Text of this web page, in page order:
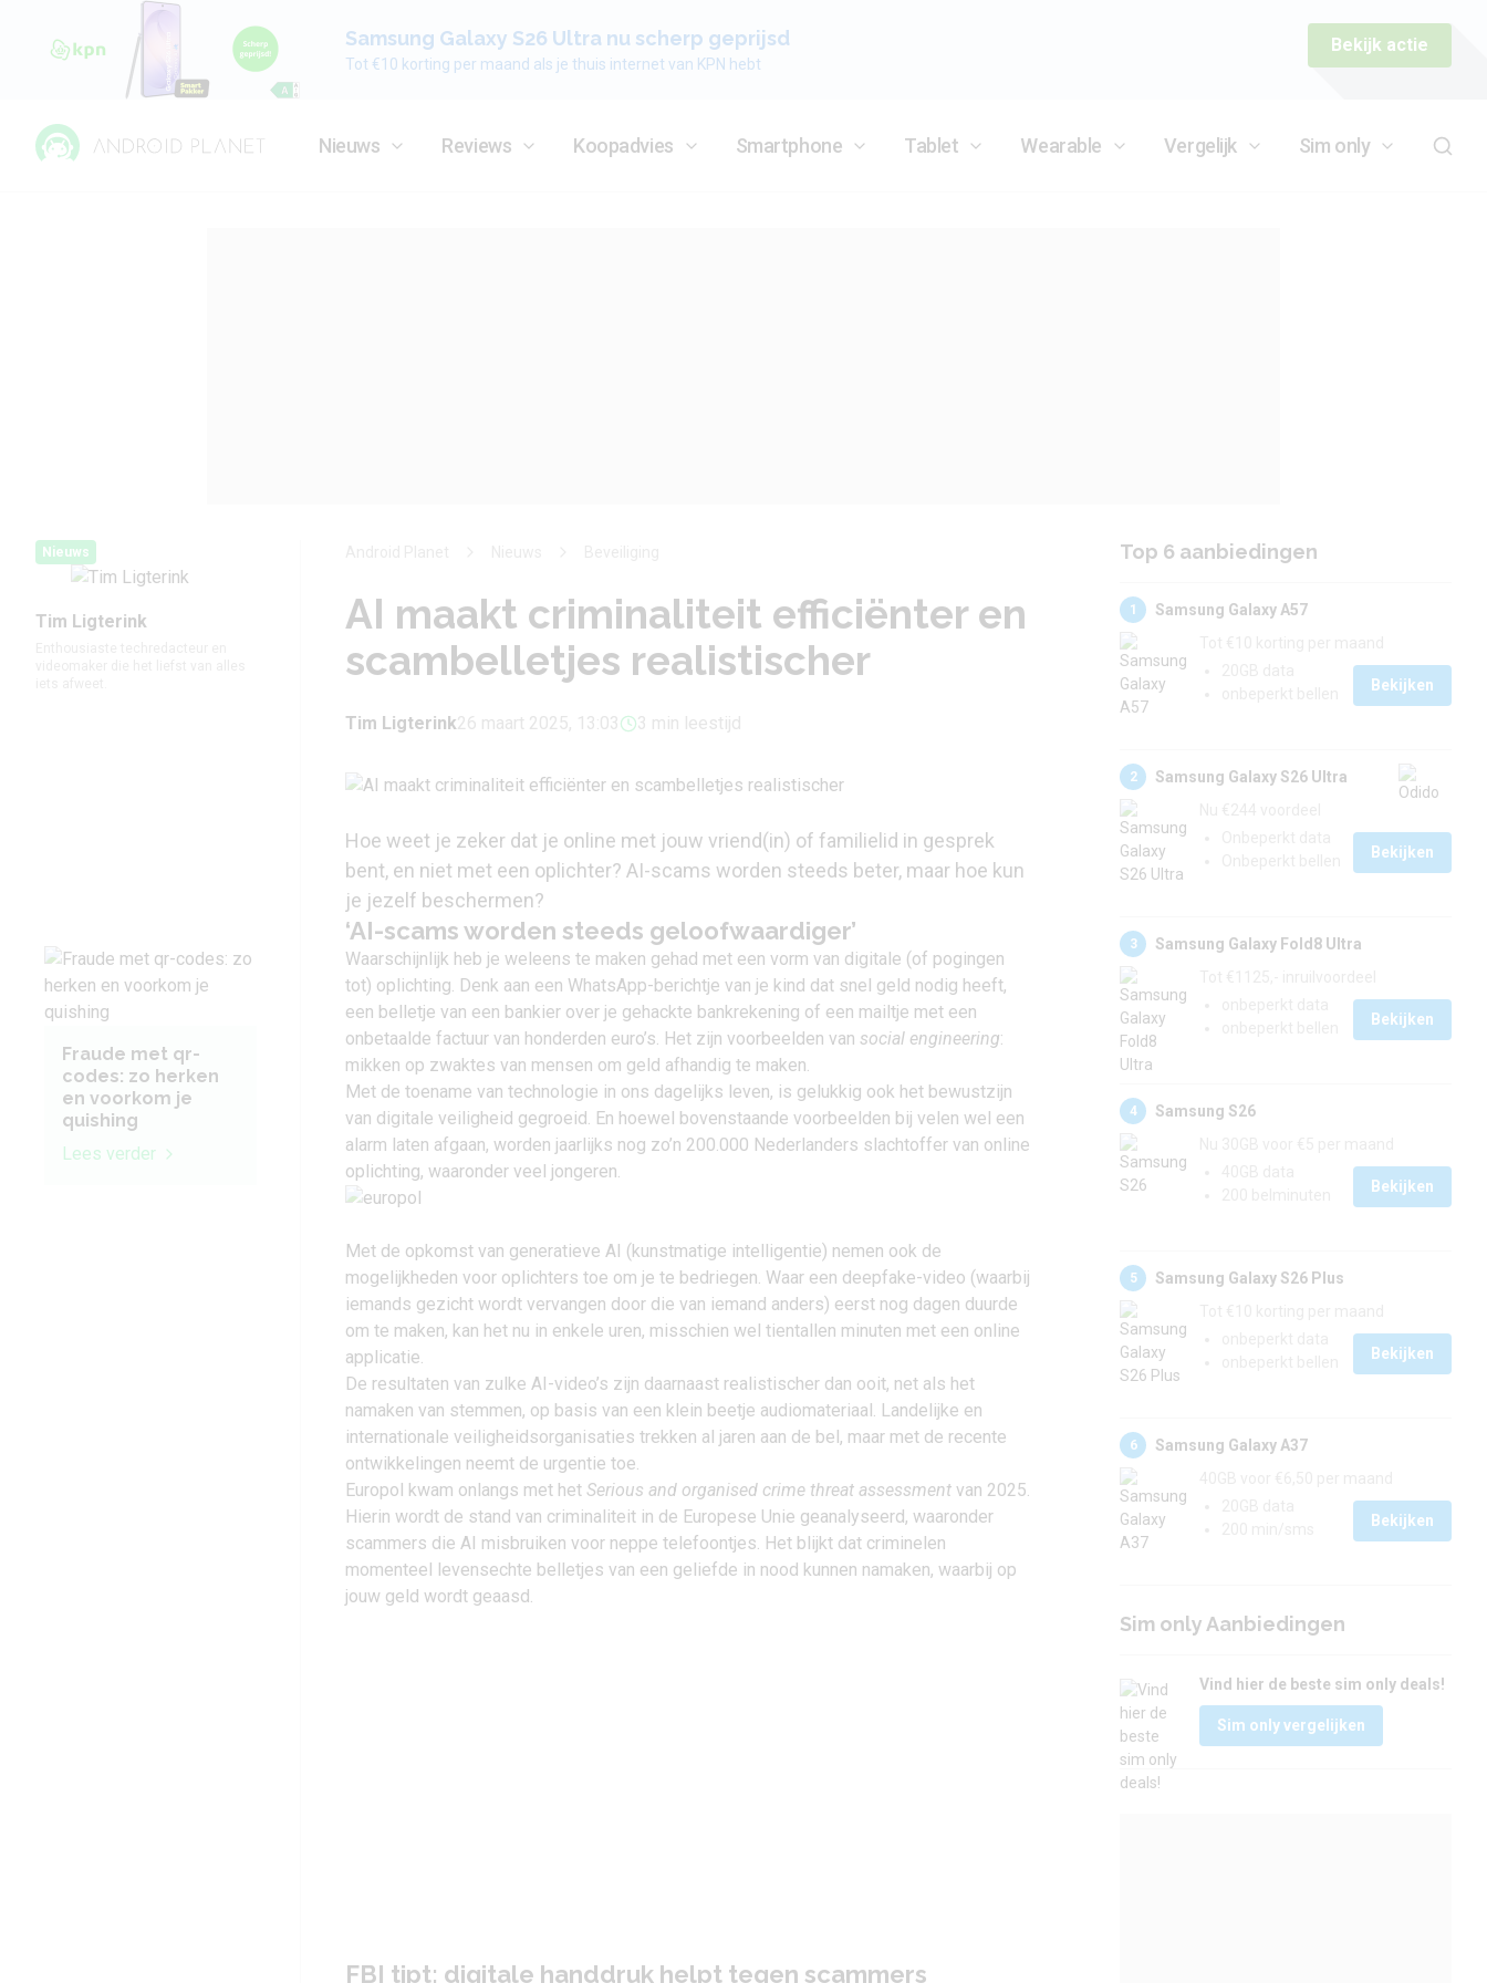
Samsung Galaxy S26 Ultra nu scherp geprijsd
Tot €10 korting per maand als je thuis internet van KPN hebt
Bekijk actie
Nieuws Reviews Koopadvies Smartphone Tablet Wearable Vergelijk Sim only
Nieuws
Tim Ligterink
AI maakt criminaliteit efficiënter en
scambelletjes realistischer
Tim Ligterink26 maart 2025, 13:03 3 min leestijd
Hoe weet je zeker dat je online met jouw vriend(in) of familielid in gesprek
bent, en niet met een oplichter? AI-scams worden steeds beter, maar hoe kun
je jezelf beschermen?
‘AI-scams worden steeds geloofwaardiger’
Fraude met qr-
codes: zo herken
en voorkom je
quishing
Lees verder
Waarschijnlijk heb je weleens te maken gehad met een vorm van digitale (of pogingen
tot) oplichting. Denk aan een WhatsApp-berichtje van je kind dat snel geld nodig heeft,
een belletje van een bankier over je gehackte bankrekening of een mailtje met een
onbetaalde factuur van honderden euro’s. Het zijn voorbeelden van social engineering:
mikken op zwaktes van mensen om geld afhandig te maken.
Met de toename van technologie in ons dagelijks leven, is gelukkig ook het bewustzijn
van digitale veiligheid gegroeid. En hoewel bovenstaande voorbeelden bij velen wel een
alarm laten afgaan, worden jaarlijks nog zo’n 200.000 Nederlanders slachtoffer van online
oplichting, waaronder veel jongeren.
Met de opkomst van generatieve AI (kunstmatige intelligentie) nemen ook de
mogelijkheden voor oplichters toe om je te bedriegen. Waar een deepfake-video (waarbij
iemands gezicht wordt vervangen door die van iemand anders) eerst nog dagen duurde
om te maken, kan het nu in enkele uren, misschien wel tientallen minuten met een online
applicatie.
De resultaten van zulke AI-video’s zijn daarnaast realistischer dan ooit, net als het
namaken van stemmen, op basis van een klein beetje audiomateriaal. Landelijke en
internationale veiligheidsorganisaties trekken al jaren aan de bel, maar met de recente
ontwikkelingen neemt de urgentie toe.
Europol kwam onlangs met het Serious and organised crime threat assessment van 2025.
Hierin wordt de stand van criminaliteit in de Europese Unie geanalyseerd, waaronder
scammers die AI misbruiken voor neppe telefoontjes. Het blijkt dat criminelen
momenteel levensechte belletjes van een geliefde in nood kunnen namaken, waarbij op
jouw geld wordt geaasd.
FBI tipt: digitale handdruk helpt tegen scammers
Top 6 aanbiedingen
1
Samsung Galaxy A57
Bekijken
2
Samsung Galaxy S26 Ultra
Bekijken
3
Samsung Galaxy Fold8 Ultra
Bekijken
4
Samsung S26
Bekijken
5
Samsung Galaxy S26 Plus
Bekijken
6
Samsung Galaxy A37
Bekijken
Sim only Aanbiedingen
Vind hier de beste sim only deals!
Sim only vergelijken